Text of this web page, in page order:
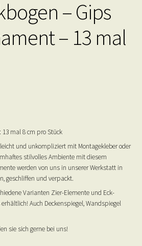
– Gips
– 13 mal
13 mal 8 cm pro Stück
und unkompliziert mit Montagekleber oder
stilvolles Ambiente mit diesem
werden von uns in unserer Werkstatt in
geschliffen und verpackt.
Varianten Zier-Elemente und Eck-
Auch Deckenspiegel, Wandspiegel
sie sich gerne bei uns!